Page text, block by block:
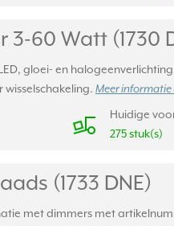
3-60 Watt (1730
gloei- en
Meer informatie
Huidige
275 stuk(s)
(1733 DNE)
dimmers met